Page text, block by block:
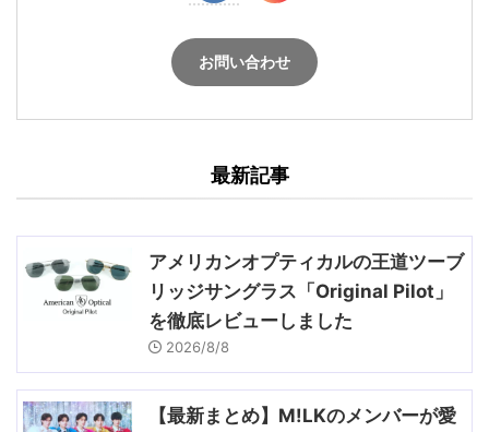
お問い合わせ
最新記事
アメリカンオプティカルの王道ツーブ
リッジサングラス「Original Pilot」
を徹底レビューしました
2026/8/8
【最新まとめ】M!LKのメンバーが愛